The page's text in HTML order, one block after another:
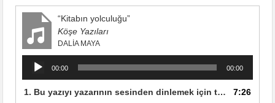
“Kitabın yolculuğu”
Köşe Yazıları
DALIA MAYA
Ses
oynatıcı
00:00 00:00
1. Bu yazıyı yazarının sesinden dinlemek için tıklayın 7:26